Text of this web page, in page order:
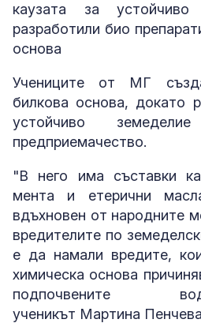
каузата за
разработили био
основа
Учениците от МГ
билкова основа, докато
устойчиво
предприемачество.
"В него има съставки
мента и етерични
вдъхновен от народните
вредителите по
е да намали вредите,
химическа основа
подпочвените
ученикът Мартина